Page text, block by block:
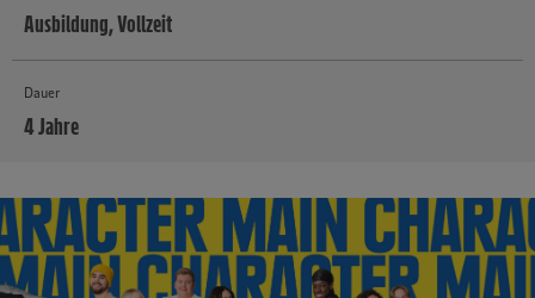
Ausbildung, Vollzeit
Dauer
4 Jahre